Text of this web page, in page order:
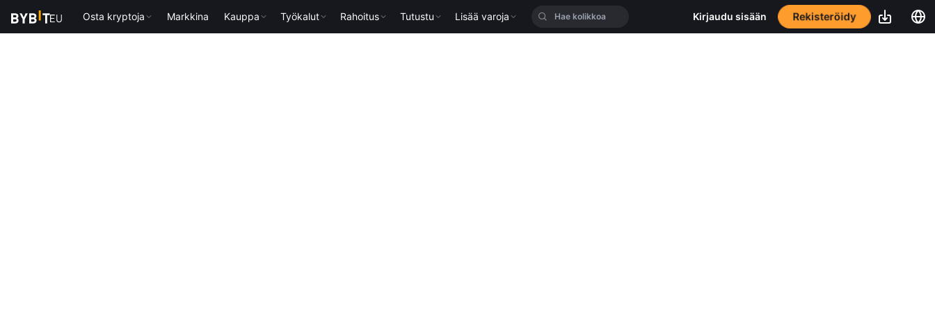
Osta kryptoja Markkina Kauppa Työkalut Rahoitus Tutustu Lisää varoja Kirjaudu sisään Rekisteröidy